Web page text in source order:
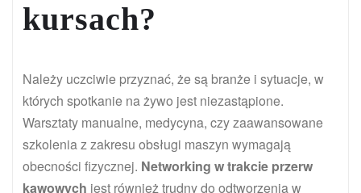
kursach?
Należy uczciwie przyznać, że są branże i sytuacje, w
których spotkanie na żywo jest niezastąpione.
Warsztaty manualne, medycyna, czy zaawansowane
szkolenia z zakresu obsługi maszyn wymagają
obecności fizycznej. Networking w trakcie przerw
kawowych jest również trudny do odtworzenia w